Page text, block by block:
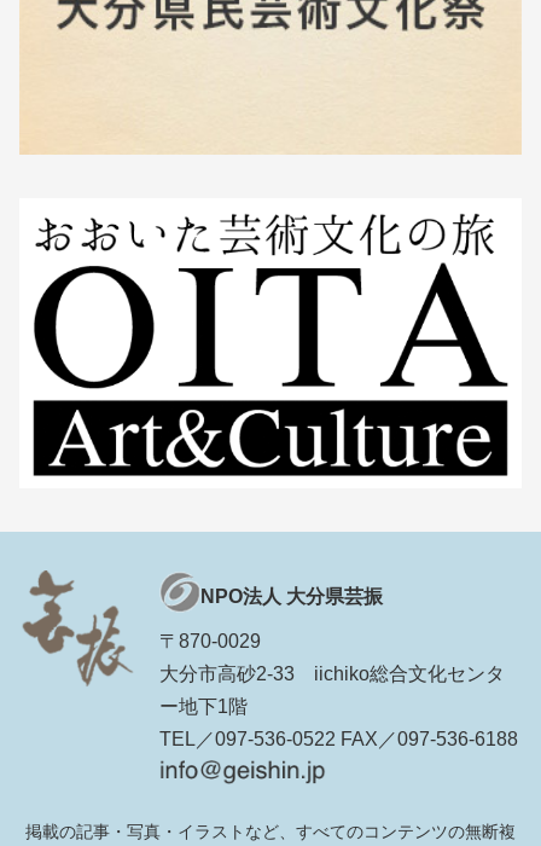
NPO法人 大分県芸振
〒870-0029
大分市高砂2-33 iichiko総合文化センタ
ー地下1階
TEL／097-536-0522 FAX／097-536-6188
掲載の記事・写真・イラストなど、すべてのコンテンツの無断複